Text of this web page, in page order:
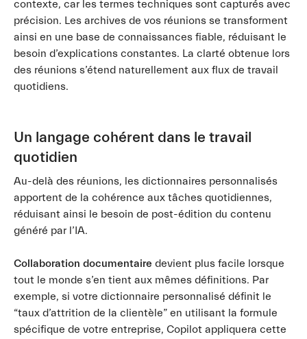
contexte, car les termes techniques sont capturés avec
précision. Les archives de vos réunions se transforment
ainsi en une base de connaissances fiable, réduisant le
besoin d’explications constantes. La clarté obtenue lors
des réunions s’étend naturellement aux flux de travail
quotidiens.
Un langage cohérent dans le travail
quotidien
Au-delà des réunions, les dictionnaires personnalisés
apportent de la cohérence aux tâches quotidiennes,
réduisant ainsi le besoin de post-édition du contenu
généré par l’IA.
Collaboration documentaire devient plus facile lorsque
tout le monde s’en tient aux mêmes définitions. Par
exemple, si votre dictionnaire personnalisé définit le
“taux d’attrition de la clientèle” en utilisant la formule
spécifique de votre entreprise, Copilot appliquera cette